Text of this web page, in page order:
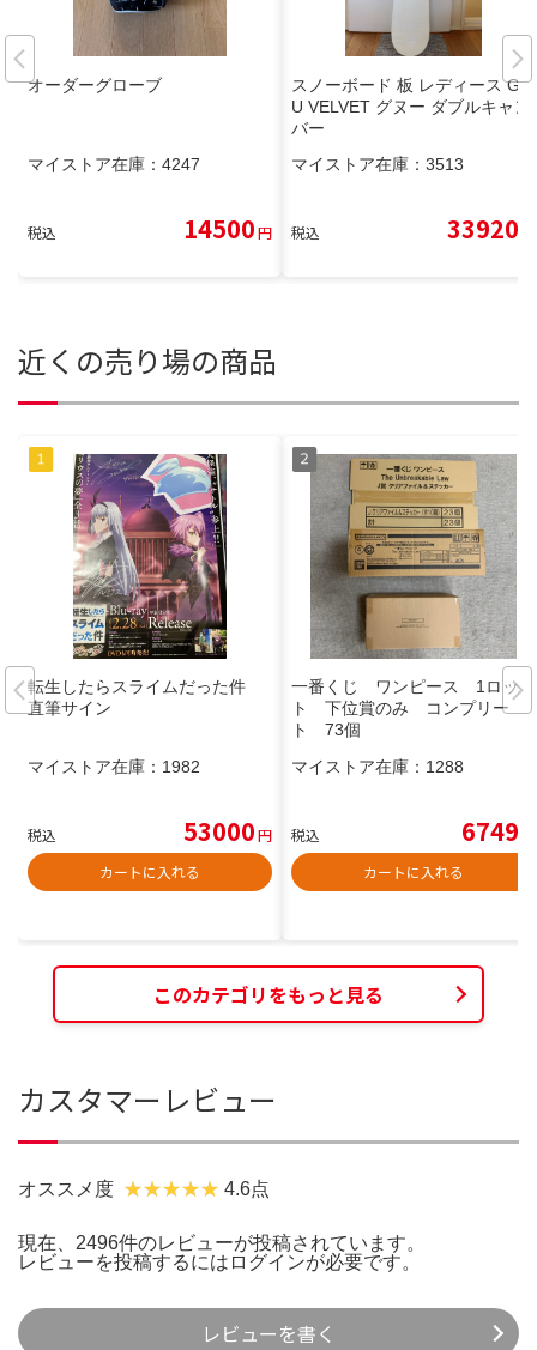
オーダーグローブ
マイストア在庫： 4247
税込 14500円
スノーボード 板 レディース GN
U VELVET グヌー ダブルキャン
バー
マイストア在庫： 3513
税込 33920
近くの売り場の商品
転生したらスライムだった件
直筆サイン
マイストア在庫： 1982
税込 53000円
カートに入れる
一番くじ ワンピース 1ロッ
ト 下位賞のみ コンプリー
ト 73個
マイストア在庫： 1288
税込 6749
カートに入れる
このカテゴリをもっと見る
カスタマーレビュー
オススメ度 4.6点
現在、2496件のレビューが投稿されています。
レビューを投稿するには ログインが必要です。
レビューを書く